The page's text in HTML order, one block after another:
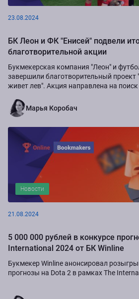
23.08.2024
БК Леон и ФК "Енисей" подвели
благотворительной акции
Букмекерская компания "Леон" и
завершили благотворительный
живет лев". Акция направлена на
Марья Коробач
Новости
21.08.2024
5 000 000 рублей в конкурсе
International 2024 от БК Winline
Букмекер Winline анонсировал
прогнозы на Dota 2 в рамках The